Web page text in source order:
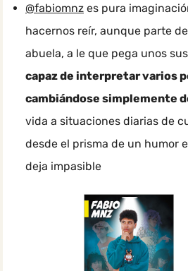
@fabiomnz es pura
hacernos reír, aunque parte
abuela, a le que pega unos
capaz de interpretar varios
cambiándose simplemente
vida a situaciones diarias de
desde el prisma de un humor
deja impasible